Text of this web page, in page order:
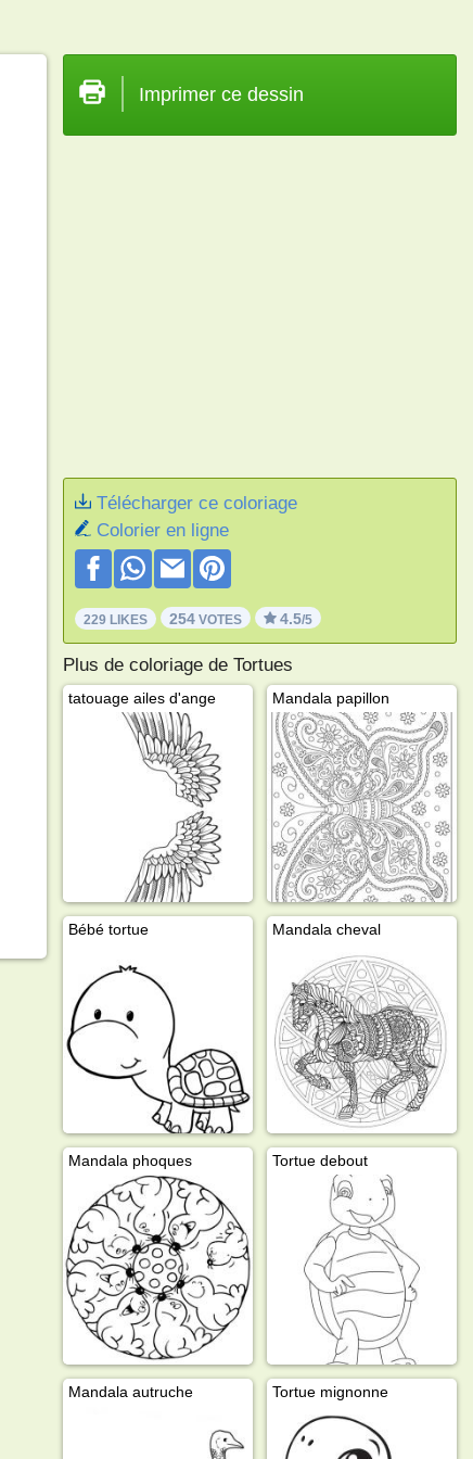
Imprimer ce dessin
Télécharger ce coloriage
Colorier en ligne
229 LIKES 254VOTES 4.5/5
Plus de coloriage de Tortues
tatouage ailes d'ange Mandala papillon
Bébé tortue Mandala cheval
Mandala phoques Tortue debout
Mandala autruche Tortue mignonne